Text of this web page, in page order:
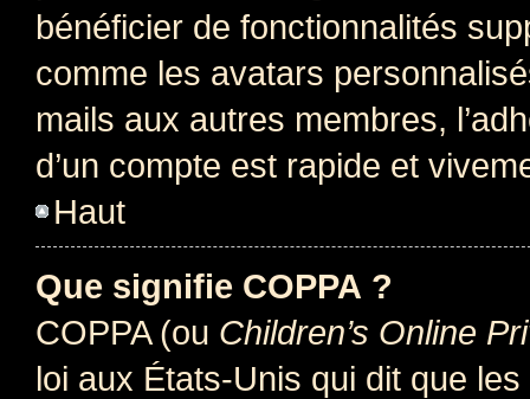
bénéficier de fonctionnalités
comme les avatars
mails aux autres membres,
d’un compte est rapide et
Haut
Que signifie COPPA ?
COPPA (ou Children’s Online
loi aux États-Unis qui dit que